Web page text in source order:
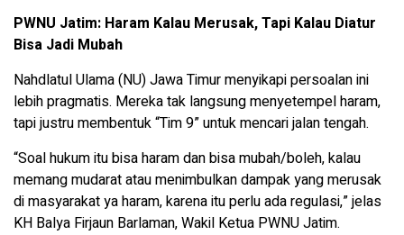
PWNU Jatim: Haram Kalau Merusak, Tapi Kalau Diatur
Bisa Jadi Mubah
Nahdlatul Ulama (NU) Jawa Timur menyikapi persoalan ini
lebih pragmatis. Mereka tak langsung menyetempel haram,
tapi justru membentuk “Tim 9” untuk mencari jalan tengah.
“Soal hukum itu bisa haram dan bisa mubah/boleh, kalau
memang mudarat atau menimbulkan dampak yang merusak
di masyarakat ya haram, karena itu perlu ada regulasi,” jelas
KH Balya Firjaun Barlaman, Wakil Ketua PWNU Jatim.